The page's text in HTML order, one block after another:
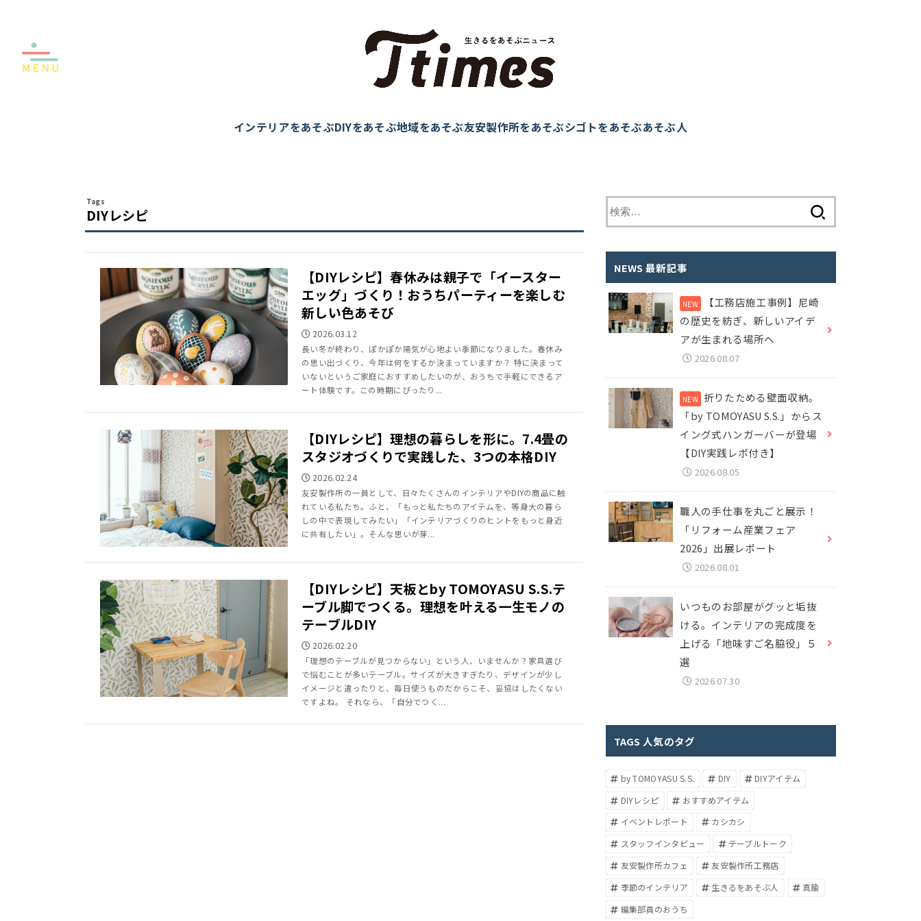
インテリアをあそぶDIYをあそぶ地域をあそぶ友安製作所をあそぶシゴトをあそぶあそぶ人
DIYレシピ
【DIYレシピ】春休みは親子で「イースター
エッグ」づくり！おうちパーティーを楽しむ
新しい色あそび
2026.03.12
長い冬が終わり、ぽかぽか陽気が心地よい季節になりました。春休み
の思い出づくり、今年は何をするか決まっていますか？ 特に決まって
いないというご家庭におすすめしたいのが、おうちで手軽にできるア
ート体験です。この時期にぴったり...
【DIYレシピ】理想の暮らしを形に。7.4畳の
スタジオづくりで実践した、3つの本格DIY
2026.02.24
友安製作所の一員として、日々たくさんのインテリアやDIYの商品に触
れている私たち。ふと、「もっと私たちのアイテムを、等身大の暮ら
しの中で表現してみたい」「インテリアづくりのヒントをもっと身近
に共有したい」。そんな思いが芽...
【DIYレシピ】天板とby TOMOYASU S.S.テ
ーブル脚でつくる。理想を叶える一生モノの
テーブルDIY
2026.02.20
「理想のテーブルが見つからない」という人、いませんか？家具選び
で悩むことが多いテーブル。サイズが大きすぎたり、デザインが少し
イメージと違ったりと、毎日使うものだからこそ、妥協はしたくない
ですよね。 それなら、「自分でつく...
索
NEWS 最新記事
【工務店施工事例】尼崎
の歴史を紡ぎ、新しいアイデ
アが生まれる場所へ
2026.08.07
折りたためる壁面収納。
「by TOMOYASU S.S.」からス
イング式ハンガーバーが登場
【DIY実践レポ付き】
2026.08.05
職人の手仕事を丸ごと展示！
「リフォーム産業フェア
2026」出展レポート
2026.08.01
いつものお部屋がグッと垢抜
ける。インテリアの完成度を
上げる「地味すご名脇役」５
選
2026.07.30
TAGS 人気のタグ
by TOMOYASU S.S. DIY
DIYアイテム
DIYレシピ
おすすめアイテム
イベントレポート
カシカシ
スタッフインタビュー
テーブルトーク
友安製作所カフェ
友安製作所工務店
季節のインテリア
生きるをあそぶ人
真鍮
編集部員のおうち